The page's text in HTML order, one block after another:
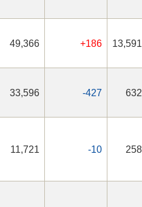
49,366 +186
33,596 -427
11,721 -10